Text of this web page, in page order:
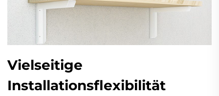
Vielseitige
Installationsflexibilität